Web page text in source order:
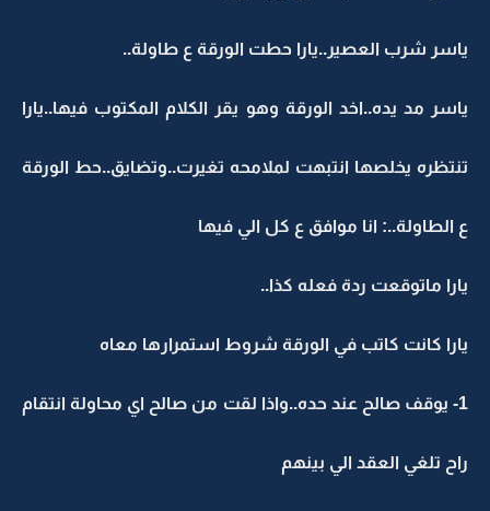
ياسر شرب العصير..يارا حطت الورقة ع طاولة..
ياسر مد يده..اخد الورقة وهو يقر الكلام المكتوب فيها..يارا
تنتظره يخلصها انتبهت لملامحه تغيرت..وتضايق..حط الورقة
ع الطاولة..: انا موافق ع كل الي فيها
يارا ماتوقعت ردة فعله كذا..
يارا كانت كاتب في الورقة شروط استمرارها معاه
1- يوقف صالح عند حده..واذا لقت من صالح اي محاولة انتقام
راح تلغي العقد الي بينهم